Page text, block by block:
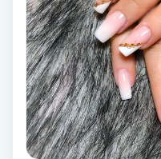
Vaccination
Vampyrbehandling
Vaxning